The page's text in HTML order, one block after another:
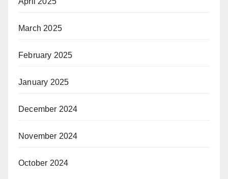
March 2025
February 2025
January 2025
December 2024
November 2024
October 2024